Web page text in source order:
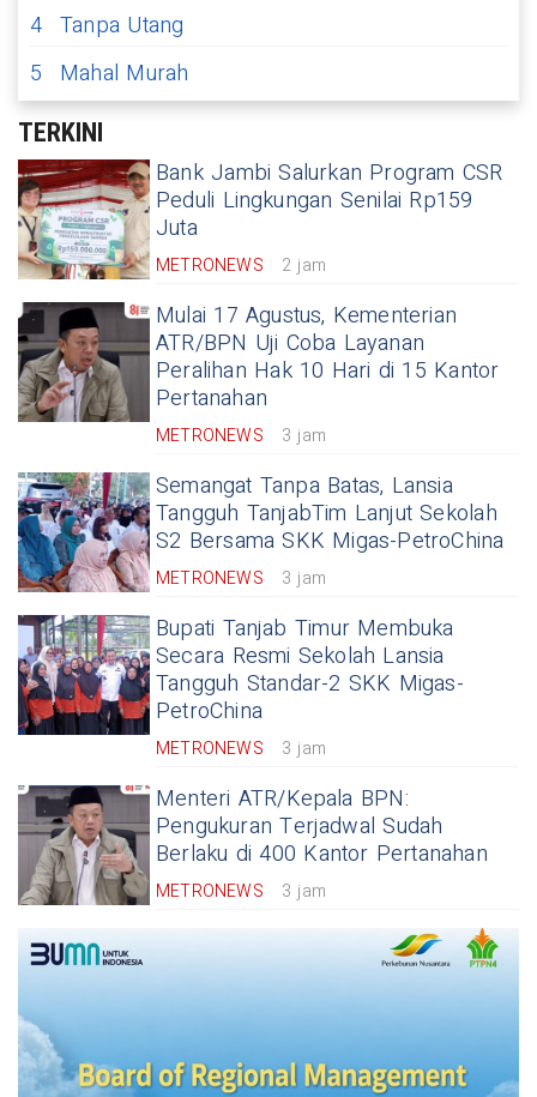
4 Tanpa Utang
5
Mahal Murah
TERKINI
Bank Jambi Salurkan Program CSR
Peduli Lingkungan Senilai Rp159
Juta
METRONEWS 2 jam
Mulai 17 Agustus, Kementerian
ATR/BPN Uji Coba Layanan
Peralihan Hak 10 Hari di 15 Kantor
Pertanahan
METRONEWS 3 jam
Semangat Tanpa Batas, Lansia
Tangguh TanjabTim Lanjut Sekolah
S2 Bersama SKK Migas-PetroChina
METRONEWS 3 jam
Bupati Tanjab Timur Membuka
Secara Resmi Sekolah Lansia
Tangguh Standar-2 SKK Migas-
PetroChina
METRONEWS 3 jam
Menteri ATR/Kepala BPN:
Pengukuran Terjadwal Sudah
Berlaku di 400 Kantor Pertanahan
METRONEWS 3 jam